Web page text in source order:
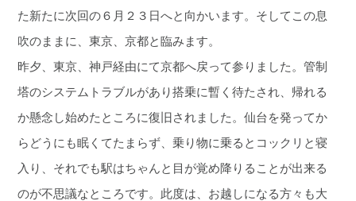
た新たに次回の６月２３日へと向かいます。そしてこの息
吹のままに、東京、京都と臨みます。
昨夕、東京、神戸経由にて京都へ戻って参りました。管制
塔のシステムトラブルがあり搭乗に暫く待たされ、帰れる
か懸念し始めたところに復旧されました。仙台を発ってか
らどうにも眠くてたまらず、乗り物に乗るとコックリと寝
入り、それでも駅はちゃんと目が覚め降りることが出来る
のが不思議なところです。此度は、お越しになる方々も大